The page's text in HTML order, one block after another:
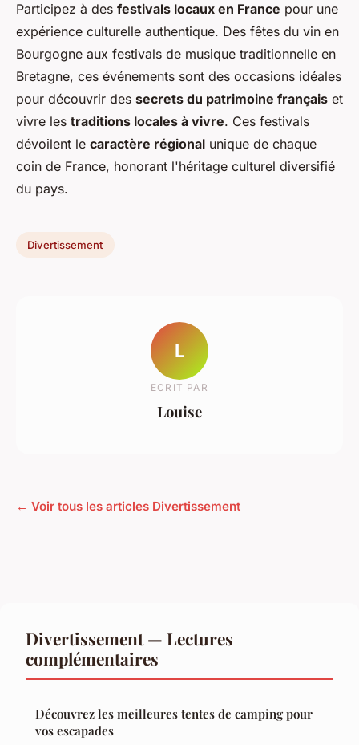
Participez à des festivals locaux en France pour une
expérience culturelle authentique. Des fêtes du vin en
Bourgogne aux festivals de musique traditionnelle en
Bretagne, ces événements sont des occasions idéales
pour découvrir des secrets du patrimoine français et
vivre les traditions locales à vivre. Ces festivals
dévoilent le caractère régional unique de chaque
coin de France, honorant l'héritage culturel diversifié
du pays.
Divertissement
L
ECRIT PAR
Louise
← Voir tous les articles Divertissement
Divertissement — Lectures
complémentaires
Découvrez les meilleures tentes de camping pour
vos escapades